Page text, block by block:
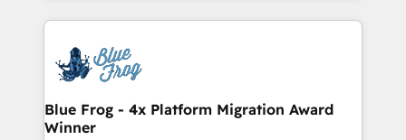
team of 25+ experts Contact us today to help you
get more from your investment in HubSpot.
strengthen your digital transformation and minimize
Implementation partner, we provide expertise to
drive your business forward. Since 2015 we are fully
dedicated to HubSpot and with an experienced
team (50+), we work with reputable companies in
Blue Frog - 4x Platform Migration Award
Winner